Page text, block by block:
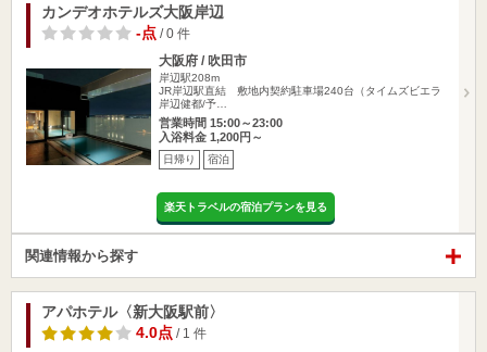
カンデオホテルズ大阪岸辺
-点 / 0 件
大阪府 / 吹田市
岸辺駅208m
JR岸辺駅直結 敷地内契約駐車場240台（タイムズビエラ
岸辺健都/予…
営業時間 15:00～23:00
入浴料金 1,200円～
日帰り 宿泊
楽天トラベルの宿泊プランを見る
関連情報から探す
アパホテル〈新大阪駅前〉
4.0点 / 1 件